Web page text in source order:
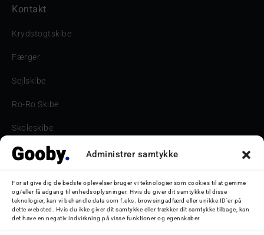
Administrer samtykke
For at give dig de bedste oplevelser bruger vi teknologier som cookies til at gemme
og/eller få adgang til enhedsoplysninger. Hvis du giver dit samtykke til disse
teknologier, kan vi behandle data som f.eks. browsingadfærd eller unikke ID'er på
dette websted. Hvis du ikke giver dit samtykke eller trækker dit samtykke tilbage, kan
det have en negativ indvirkning på visse funktioner og egenskaber.
Kontakt
Krydstogtskibe
Færger
Sejlskibe
Ro-Ro Skibe
Skoleskibe
Havne & Turbåde samt restaurantionsskibe
Bilskib
Storebæltsbroen